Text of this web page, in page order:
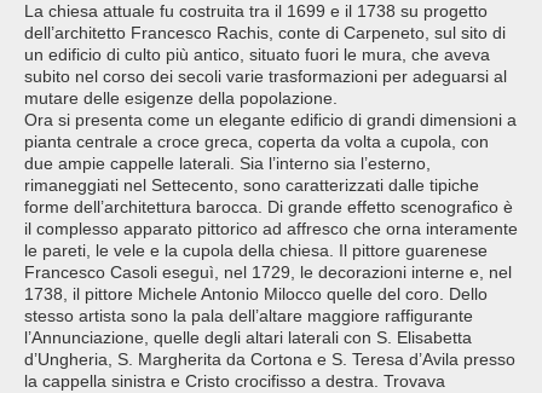
La chiesa attuale fu costruita tra il 1699 e il 1738 su progetto
dell’architetto Francesco Rachis, conte di Carpeneto, sul sito di
un edificio di culto più antico, situato fuori le mura, che aveva
subito nel corso dei secoli varie trasformazioni per adeguarsi al
mutare delle esigenze della popolazione.
Ora si presenta come un elegante edificio di grandi dimensioni a
pianta centrale a croce greca, coperta da volta a cupola, con
due ampie cappelle laterali. Sia l’interno sia l’esterno,
rimaneggiati nel Settecento, sono caratterizzati dalle tipiche
forme dell’architettura barocca. Di grande effetto scenografico è
il complesso apparato pittorico ad affresco che orna interamente
le pareti, le vele e la cupola della chiesa. Il pittore guarenese
Francesco Casoli eseguì, nel 1729, le decorazioni interne e, nel
1738, il pittore Michele Antonio Milocco quelle del coro. Dello
stesso artista sono la pala dell’altare maggiore raffigurante
l’Annunciazione, quelle degli altari laterali con S. Elisabetta
d’Ungheria, S. Margherita da Cortona e S. Teresa d’Avila presso
la cappella sinistra e Cristo crocifisso a destra. Trovava